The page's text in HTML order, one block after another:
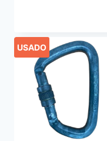
USADO